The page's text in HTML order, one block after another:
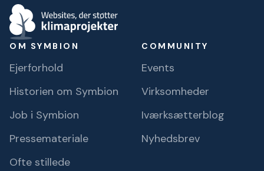
OM SYMBION
Ejerforhold
Historien om Symbion
Job i Symbion
Pressemateriale
Ofte stillede
COMMUNITY
Events
Virksomheder
Iværksætterblog
Nyhedsbrev